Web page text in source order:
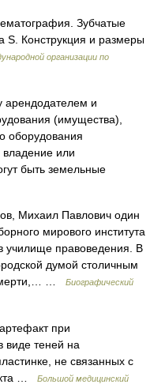
Зубчатые
S. Конструкция и размеры
организации по
и
(имущества),
оборудования
или
быть земельные
Михаил Павлович один
мирового института
училище правоведения. В
думой столичным
…
Биографический
при
виде теней на
не связанных с
…
Большой медицинский